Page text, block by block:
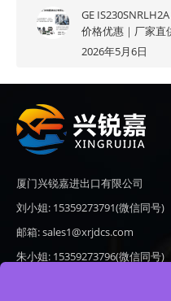
GE
价格优惠｜厂家直
2026年5月6日
厦门兴锐嘉进出口有限公司
刘小姐: 15359273791(微信同号)
邮箱: sales1@xrjdcs.com
朱小姐: 15359273796(微信同号)